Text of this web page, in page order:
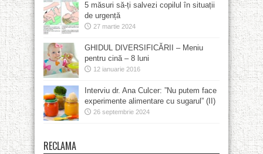
5 măsuri să-ți salvezi copilul în situații
de urgență
27 martie 2024
GHIDUL DIVERSIFICĂRII – Meniu
pentru cină – 8 luni
12 ianuarie 2016
Interviu dr. Ana Culcer: ”Nu putem face
experimente alimentare cu sugarul” (II)
26 septembrie 2024
RECLAMA